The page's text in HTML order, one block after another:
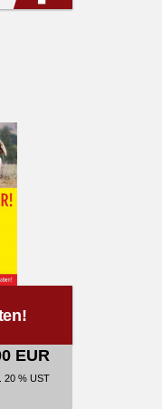
EUR
20 % UST